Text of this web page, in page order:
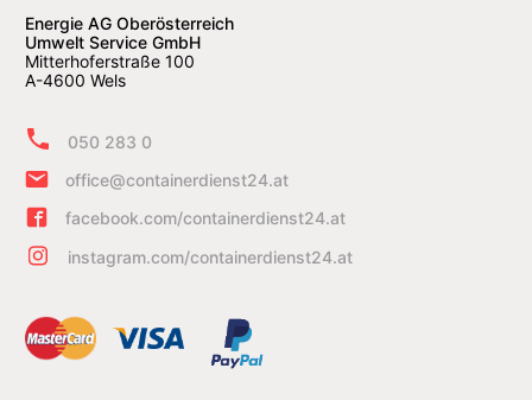
Energie AG Oberösterreich
Umwelt Service GmbH
Mitterhoferstraße 100
A-4600 Wels
050 283 0
office@containerdienst24.at
facebook.com/containerdienst24.at
instagram.com/containerdienst24.at